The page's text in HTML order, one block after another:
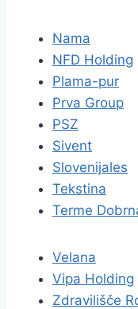
Nama
NFD Holding
Plama-pur
Prva Group
PSZ
Sivent
Slovenijales
Tekstina
Terme
Velana
Vipa Holding
Zdravilišče